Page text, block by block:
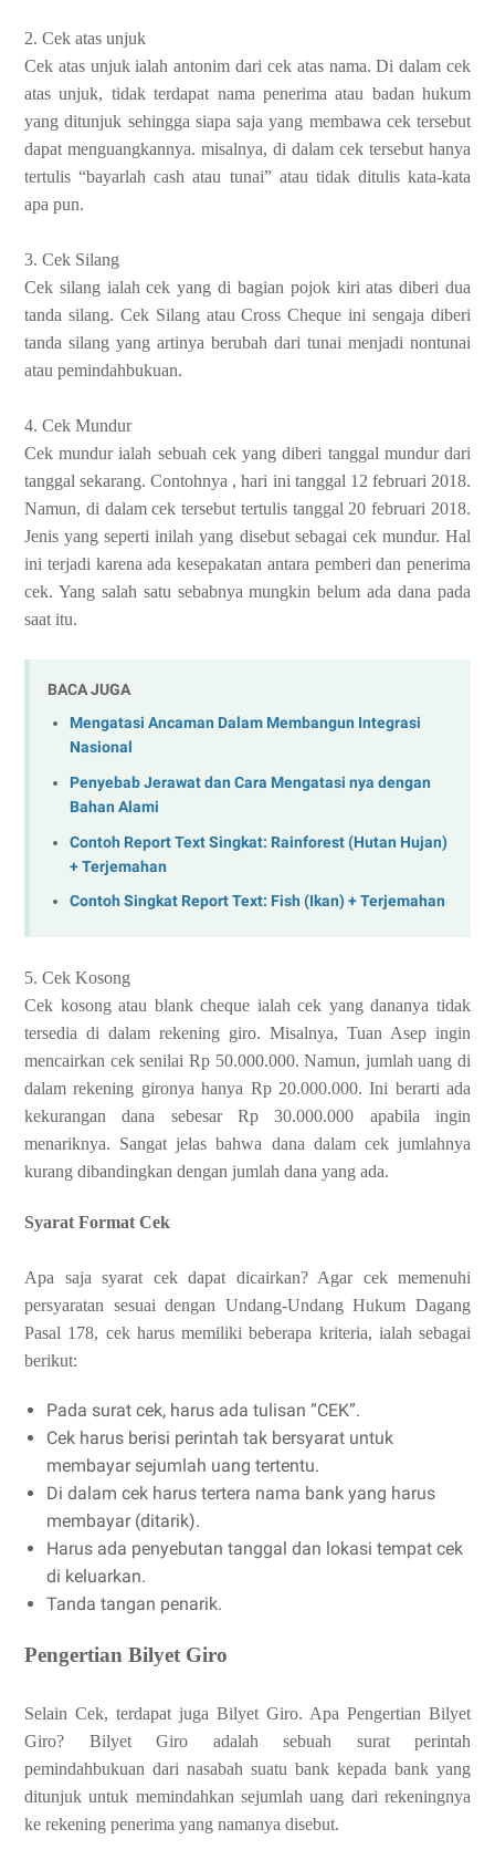
2. Cek atas unjuk
Cek atas unjuk ialah antonim dari cek atas nama. Di dalam cek
atas unjuk, tidak terdapat nama penerima atau badan hukum
yang ditunjuk sehingga siapa saja yang membawa cek tersebut
dapat menguangkannya. misalnya, di dalam cek tersebut hanya
tertulis “bayarlah cash atau tunai” atau tidak ditulis kata-kata
apa pun.
3. Cek Silang
Cek silang ialah cek yang di bagian pojok kiri atas diberi dua
tanda silang. Cek Silang atau Cross Cheque ini sengaja diberi
tanda silang yang artinya berubah dari tunai menjadi nontunai
atau pemindahbukuan.
4. Cek Mundur
Cek mundur ialah sebuah cek yang diberi tanggal mundur dari
tanggal sekarang. Contohnya , hari ini tanggal 12 februari 2018.
Namun, di dalam cek tersebut tertulis tanggal 20 februari 2018.
Jenis yang seperti inilah yang disebut sebagai cek mundur. Hal
ini terjadi karena ada kesepakatan antara pemberi dan penerima
cek. Yang salah satu sebabnya mungkin belum ada dana pada
saat itu.
BACA JUGA
Mengatasi Ancaman Dalam Membangun Integrasi
Nasional
Penyebab Jerawat dan Cara Mengatasi nya dengan
Bahan Alami
Contoh Report Text Singkat: Rainforest (Hutan Hujan)
+ Terjemahan
Contoh Singkat Report Text: Fish (Ikan) + Terjemahan
5. Cek Kosong
Cek kosong atau blank cheque ialah cek yang dananya tidak
tersedia di dalam rekening giro. Misalnya, Tuan Asep ingin
mencairkan cek senilai Rp 50.000.000. Namun, jumlah uang di
dalam rekening gironya hanya Rp 20.000.000. Ini berarti ada
kekurangan dana sebesar Rp 30.000.000 apabila ingin
menariknya. Sangat jelas bahwa dana dalam cek jumlahnya
kurang dibandingkan dengan jumlah dana yang ada.
Syarat Format Cek
Apa saja syarat cek dapat dicairkan? Agar cek memenuhi
persyaratan sesuai dengan Undang-Undang Hukum Dagang
Pasal 178, cek harus memiliki beberapa kriteria, ialah sebagai
berikut:
Pada surat cek, harus ada tulisan “CEK”.
Cek harus berisi perintah tak bersyarat untuk
membayar sejumlah uang tertentu.
Di dalam cek harus tertera nama bank yang harus
membayar (ditarik).
Harus ada penyebutan tanggal dan lokasi tempat cek
di keluarkan.
Tanda tangan penarik.
Pengertian Bilyet Giro
Selain Cek, terdapat juga Bilyet Giro. Apa Pengertian Bilyet
Giro? Bilyet Giro adalah sebuah surat perintah
pemindahbukuan dari nasabah suatu bank kepada bank yang
ditunjuk untuk memindahkan sejumlah uang dari rekeningnya
ke rekening penerima yang namanya disebut.